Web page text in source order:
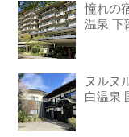
憧れの
温泉 下
ヌルヌ
白温泉